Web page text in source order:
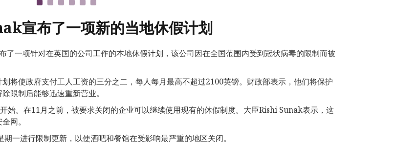
宣布了一项新的当地休假计划
了一项针对在英国的公司工作的本地休假计划，该公司因在全国范围内受到冠状病毒的限制而被
将使政府支付工人工资的三分之二，每人每月最高不超过2100英镑。财政部表示，他们将保护
限制后能够迅速重新营业。
始。在11月之前，被要求关闭的企业可以继续使用现有的休假制度。大臣Rishi Sunak表示，这
网。
一进行限制更新，以使酒吧和餐馆在受影响最严重的地区关闭。